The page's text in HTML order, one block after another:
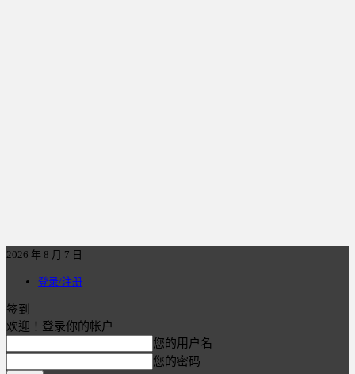
2026 年 8 月 7 日
登录/注册
签到
欢迎！登录你的帐户
您的用户名
您的密码